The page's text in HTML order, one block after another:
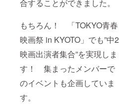
合することができました。
もちろん！ 「TOKYO青春
映画祭 in KYOTO」でも”中2
映画出演者集合”を実現しま
す！ 集まったメンバーで
のイベントも企画していま
す。